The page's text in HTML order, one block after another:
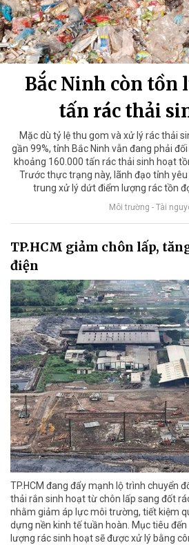
Bắc Ninh còn tồn
tấn rác thải
Mặc dù tỷ lệ thu gom và xử lý rác thải
gần 99%, tỉnh Bắc Ninh vẫn đang phải
khoảng 160.000 tấn rác thải sinh hoạt
Trước thực trạng này, lãnh đạo tỉnh
trung xử lý dứt điểm lượng rác tồn
Môi trường - Tài
TP.HCM giảm chôn lấp,
điện
TP.HCM đang đẩy mạnh lộ trình chuyển
thải rắn sinh hoạt từ chôn lấp sang đốt
nhằm giảm áp lực môi trường, tiết kiệm
dựng nền kinh tế tuần hoàn. Mục tiêu
lượng rác sinh hoạt sẽ được xử lý bằng